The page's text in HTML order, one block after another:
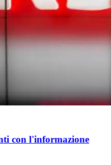
con l'informazione